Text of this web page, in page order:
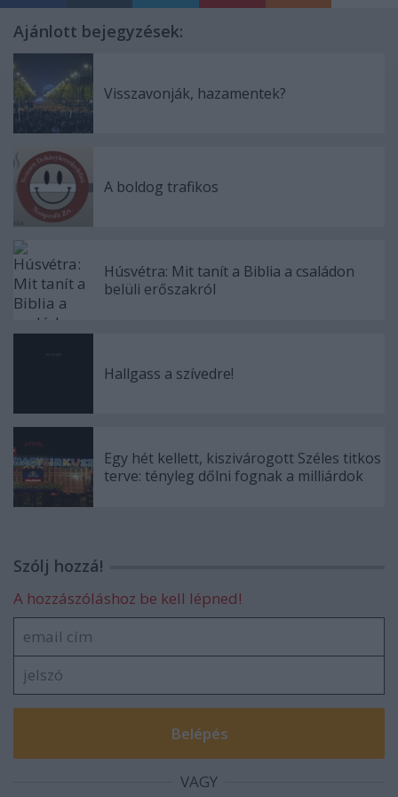
Ajánlott bejegyzések:
Visszavonják, hazamentek?
A boldog trafikos
Húsvétra: Mit tanít a Biblia a családon
belüli erőszakról
Hallgass a szívedre!
Egy hét kellett, kiszivárogott Széles titkos
terve: tényleg dőlni fognak a milliárdok
Szólj hozzá!
A hozzászóláshoz be kell lépned!
VAGY